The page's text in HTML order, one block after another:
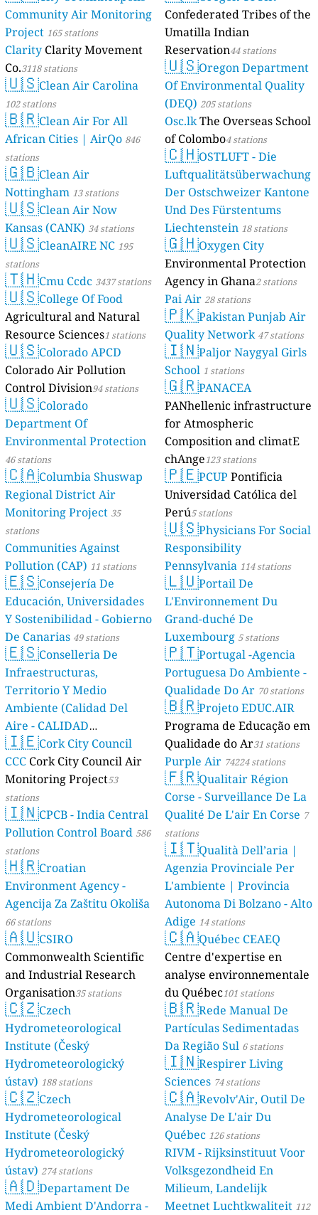
Community Air Monitoring
Project 165 stations
Clarity Clarity Movement
Co.3118 stations
🇺🇸Clean Air Carolina
102 stations
🇧🇷Clean Air For All
African Cities | AirQo 846
stations
🇬🇧Clean Air
Nottingham 13 stations
🇺🇸Clean Air Now
Kansas (CANK) 34 stations
🇺🇸CleanAIRE NC 195
stations
🇹🇭Cmu Ccdc 3437 stations
🇺🇸College Of Food
Agricultural and Natural
Resource Sciences1 stations
🇺🇸Colorado APCD
Colorado Air Pollution
Control Division94 stations
🇺🇸Colorado
Department Of
Environmental Protection
46 stations
🇨🇦Columbia Shuswap
Regional District Air
Monitoring Project 35
stations
Communities Against
Pollution (CAP) 11 stations
🇪🇸Consejería De
Educación, Universidades
Y Sostenibilidad - Gobierno
De Canarias 49 stations
🇪🇸Conselleria De
Infraestructuras,
Territorio Y Medio
Ambiente (Calidad Del
Aire - CALIDAD
AMBIENTAL) 23 stations
🇮🇪Cork City Council
CCC Cork City Council Air
Monitoring Project53
stations
🇮🇳CPCB - India Central
Pollution Control Board 586
stations
🇭🇷Croatian
Environment Agency -
Agencija Za Zaštitu Okoliša
66 stations
🇦🇺CSIRO
Commonwealth Scientific
and Industrial Research
Organisation35 stations
🇨🇿Czech
Hydrometeorological
Institute (Český
Hydrometeorologický
ústav) 188 stations
🇨🇿Czech
Hydrometeorological
Institute (Český
Hydrometeorologický
ústav) 274 stations
🇦🇩Departament De
Medi Ambient D'Andorra -
Confederated Tribes of the
Umatilla Indian
Reservation44 stations
🇺🇸Oregon Department
Of Environmental Quality
(DEQ) 205 stations
Osc.lkThe Overseas School
of Colombo4 stations
🇨🇭OSTLUFT - Die
Luftqualitätsüberwachung
Der Ostschweizer Kantone
Und Des Fürstentums
Liechtenstein 18 stations
🇬🇭Oxygen City
Environmental Protection
Agency in Ghana2 stations
Pai Air 28 stations
🇵🇰Pakistan Punjab Air
Quality Network 47 stations
🇮🇳Paljor Naygyal Girls
School 1 stations
🇬🇷PANACEA
PANhellenic infrastructure
for Atmospheric
Composition and climatE
chAnge123 stations
🇵🇪PCUP Pontificia
Universidad Católica del
Perú5 stations
🇺🇸Physicians For Social
Responsibility
Pennsylvania 114 stations
🇱🇺Portail De
L'Environnement Du
Grand-duché De
Luxembourg 5 stations
🇵🇹Portugal -Agencia
Portuguesa Do Ambiente -
Qualidade Do Ar 70 stations
🇧🇷Projeto EDUC.AIR
Programa de Educação em
Qualidade do Ar31 stations
Purple Air 74224 stations
🇫🇷Qualitair Région
Corse - Surveillance De La
Qualité De L'air En Corse 7
stations
🇮🇹Qualità Dell’aria |
Agenzia Provinciale Per
L'ambiente | Provincia
Autonoma Di Bolzano - Alto
Adige 14 stations
🇨🇦Québec CEAEQ
Centre d'expertise en
analyse environnementale
du Québec101 stations
🇧🇷Rede Manual De
Partículas Sedimentadas
Da Região Sul 6 stations
🇮🇳Respirer Living
Sciences 74 stations
🇨🇦Revolv'Air, Outil De
Analyse De L'air Du
Québec 126 stations
RIVM - Rijksinstituut Voor
Volksgezondheid En
Milieum, Landelijk
Meetnet Luchtkwaliteit 112